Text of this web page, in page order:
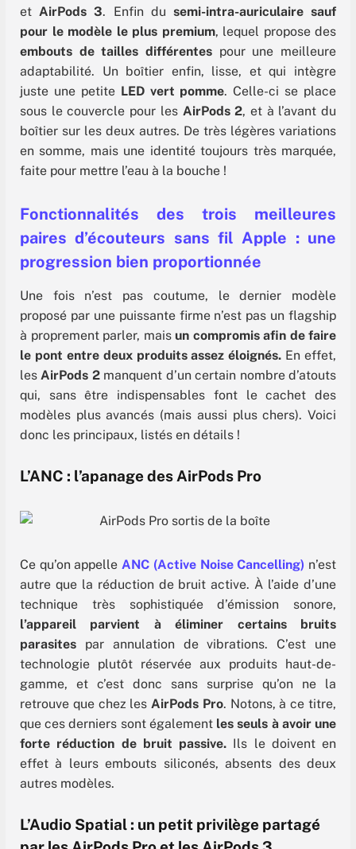
et AirPods 3. Enfin du semi-intra-auriculaire sauf
pour le modèle le plus premium, lequel propose des
embouts de tailles différentes pour une meilleure
adaptabilité. Un boîtier enfin, lisse, et qui intègre
juste une petite LED vert pomme. Celle-ci se place
sous le couvercle pour les AirPods 2, et à l’avant du
boîtier sur les deux autres. De très légères variations
en somme, mais une identité toujours très marquée,
faite pour mettre l’eau à la bouche !
Fonctionnalités des trois meilleures
paires d’écouteurs sans fil Apple : une
progression bien proportionnée
Une fois n’est pas coutume, le dernier modèle
proposé par une puissante firme n’est pas un flagship
à proprement parler, mais un compromis afin de faire
le pont entre deux produits assez éloignés. En effet,
les AirPods 2 manquent d’un certain nombre d’atouts
qui, sans être indispensables font le cachet des
modèles plus avancés (mais aussi plus chers). Voici
donc les principaux, listés en détails !
L’ANC : l’apanage des AirPods Pro
Ce qu’on appelle ANC (Active Noise Cancelling) n’est
autre que la réduction de bruit active. À l’aide d’une
technique très sophistiquée d’émission sonore,
l’appareil parvient à éliminer certains bruits
parasites par annulation de vibrations. C’est une
technologie plutôt réservée aux produits haut-de-
gamme, et c’est donc sans surprise qu’on ne la
retrouve que chez les AirPods Pro. Notons, à ce titre,
que ces derniers sont également les seuls à avoir une
forte réduction de bruit passive. Ils le doivent en
effet à leurs embouts siliconés, absents des deux
autres modèles.
L’Audio Spatial : un petit privilège partagé